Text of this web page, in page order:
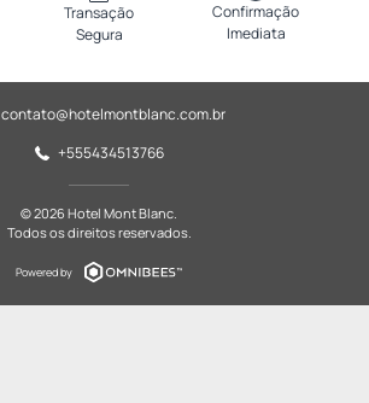
Transação
Segura
Confirmação
Imediata
contato@hotelmontblanc.com.br
+555434513766
© 2026 Hotel Mont Blanc.
Todos os direitos reservados.
Powered by